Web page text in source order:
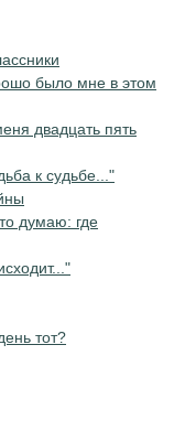
было мне в этом
двадцать пять
к судьбе..."
думаю: где
тот?